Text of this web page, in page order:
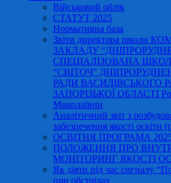
Військовий облік
СТАТУТ 2025
Нормативна база
Звіти директора школи
ЗАКЛАДУ
СПЕЦІАЛІЗОВАНА
“СВІТОЧ”
РАДИ ВАСИЛІВСЬКОГО
ЗАПОРІЗЬКОЇ ОБЛАСТІ
Миколаївни
Аналітичний звіт з
забезпечення якості освіти
ОСВІТНЯ ПРОГРАМА
ПОЛОЖЕННЯ ПРО
МОНІТОРИНГ ЯКОСТІ
Як діяти під час сигналу
при обстрілах